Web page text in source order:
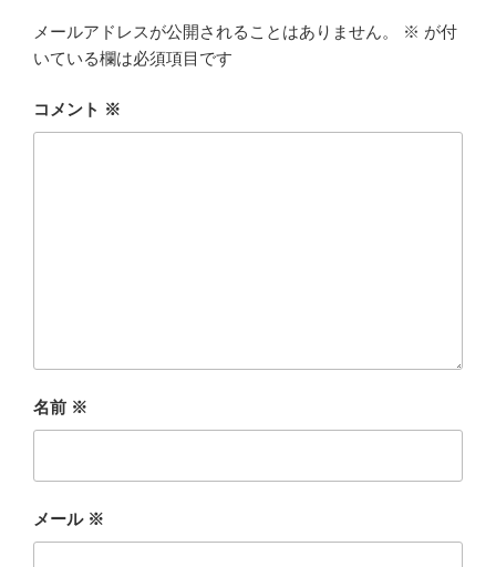
メールアドレスが公開されることはありません。 ※ が付
いている欄は必須項目です
コメント ※
名前 ※
メール ※